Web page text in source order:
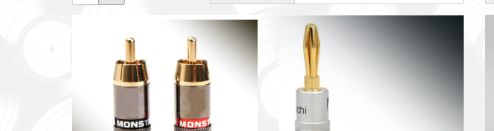
ПІДТРИМАТИ
Повернись живим
Come Back Alive